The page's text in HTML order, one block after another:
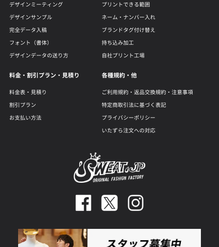
デザインミーティング
デザインサンプル
完全データ入稿
フォント（書体）
デザインデータの送り方
プリントできる範囲
ネーム・ナンバー入れ
ブランドタグ付け替え
持ち込み加工
自社プリント工場
料金・割引プラン・見積り
料金表・見積り
割引プラン
お支払い方法
各種規約・他
ご利用規約・返品交換規約・注意事項
特定商取引法に基づく表記
プライバシーポリシー
いたずら注文への対応